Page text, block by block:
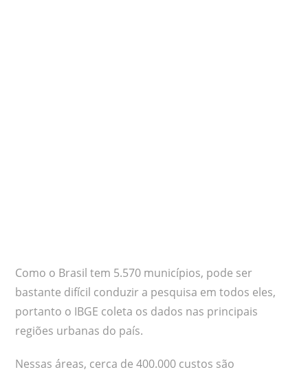
Como o Brasil tem 5.570 municípios, pode ser
bastante difícil conduzir a pesquisa em todos eles,
portanto o IBGE coleta os dados nas principais
regiões urbanas do país.
Nessas áreas, cerca de 400.000 custos são